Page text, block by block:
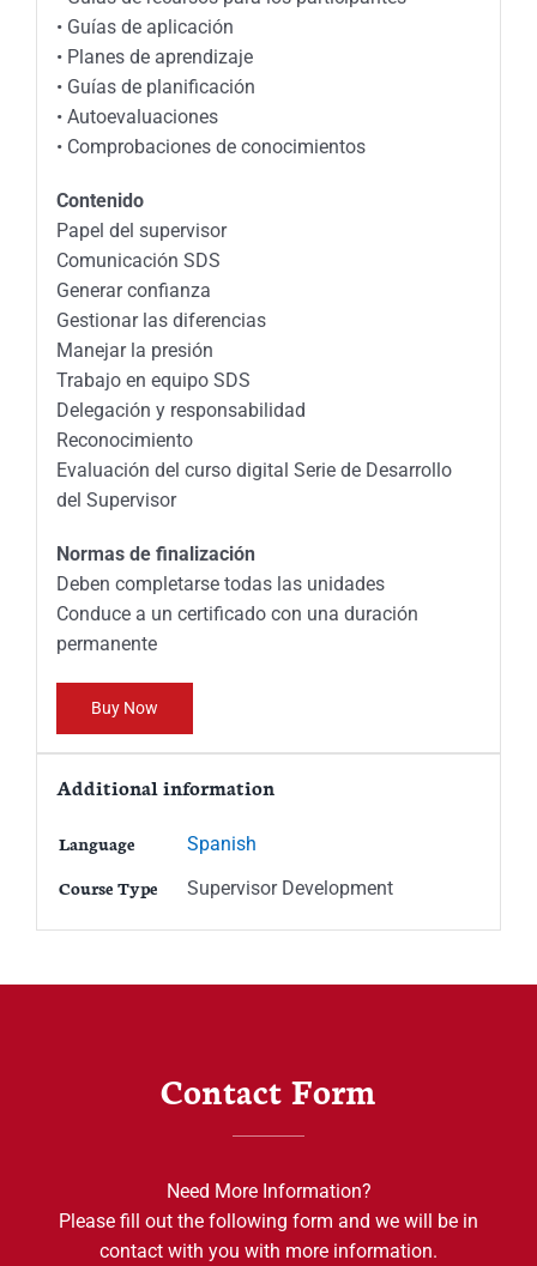
• Guías de aplicación
• Planes de aprendizaje
• Guías de planificación
• Autoevaluaciones
• Comprobaciones de conocimientos
Contenido
Papel del supervisor
Comunicación SDS
Generar confianza
Gestionar las diferencias
Manejar la presión
Trabajo en equipo SDS
Delegación y responsabilidad
Reconocimiento
Evaluación del curso digital Serie de Desarrollo
del Supervisor
Normas de finalización
Deben completarse todas las unidades
Conduce a un certificado con una duración
permanente
Buy Now
Additional information
Language Spanish
Course Type Supervisor Development
Contact Form
Need More Information?
Please fill out the following form and we will be in
contact with you with more information.